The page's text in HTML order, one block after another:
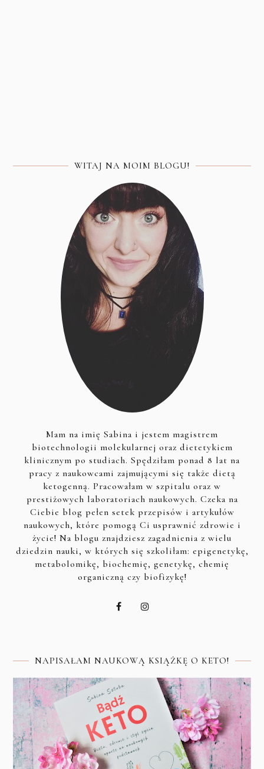
WITAJ NA MOIM BLOGU!
Mam na imię Sabina i jestem magistrem
biotechnologii molekularnej oraz dietetykiem
klinicznym po studiach. Spędziłam ponad 8 lat na
pracy z naukowcami zajmującymi się także dietą
ketogenną. Pracowałam w szpitalu oraz w
prestiżowych laboratoriach naukowych. Czeka na
Ciebie blog pełen setek przepisów i artykułów
naukowych, które pomogą Ci usprawnić zdrowie i
życie! Na blogu znajdziesz zagadnienia z wielu
dziedzin nauki, w których się szkoliłam: epigenetykę,
metabolomikę, biochemię, genetykę, chemię
organiczną czy biofizykę!
NAPISAŁAM NAUKOWĄ KSIĄŻKĘ O KETO!